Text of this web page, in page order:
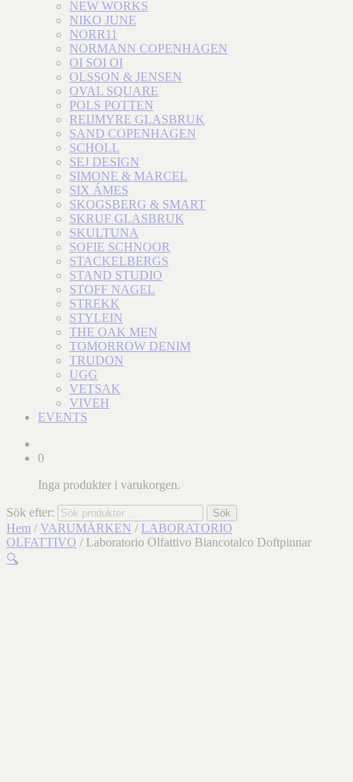
NEW WORKS
NIKO JUNE
NORR11
NORMANN COPENHAGEN
OI SOI OI
OLSSON & JENSEN
OVAL SQUARE
POLS POTTEN
REIJMYRE GLASBRUK
SAND COPENHAGEN
SCHOLL
SEJ DESIGN
SIMONE & MARCEL
SIX ÁMES
SKOGSBERG & SMART
SKRUF GLASBRUK
SKULTUNA
SOFIE SCHNOOR
STACKELBERGS
STAND STUDIO
STOFF NAGEL
STREKK
STYLEIN
THE OAK MEN
TOMORROW DENIM
TRUDON
UGG
VETSAK
VIVEH
EVENTS
0
Inga produkter i varukorgen.
Sök efter: Sök
Hem / VARUMÄRKEN / LABORATORIO
OLFATTIVO / Laboratorio Olfattivo Biancotalco Doftpinnar
🔍